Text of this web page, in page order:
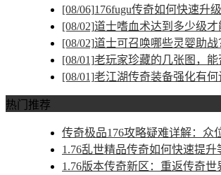
[08/06]176fugu传奇如何快速升级
[08/02]道士嗜血术达到多少级才
[08/02]道士可召唤哪些灵婴助战
[08/01]老玩家珍藏的几张图，能
[08/01]老江湖传奇装备强化有何
热门推荐
传奇极品176攻略疑难详解：众
1.76乱世精品传奇如何快速提升
1.76版本传奇新区：重返传奇世